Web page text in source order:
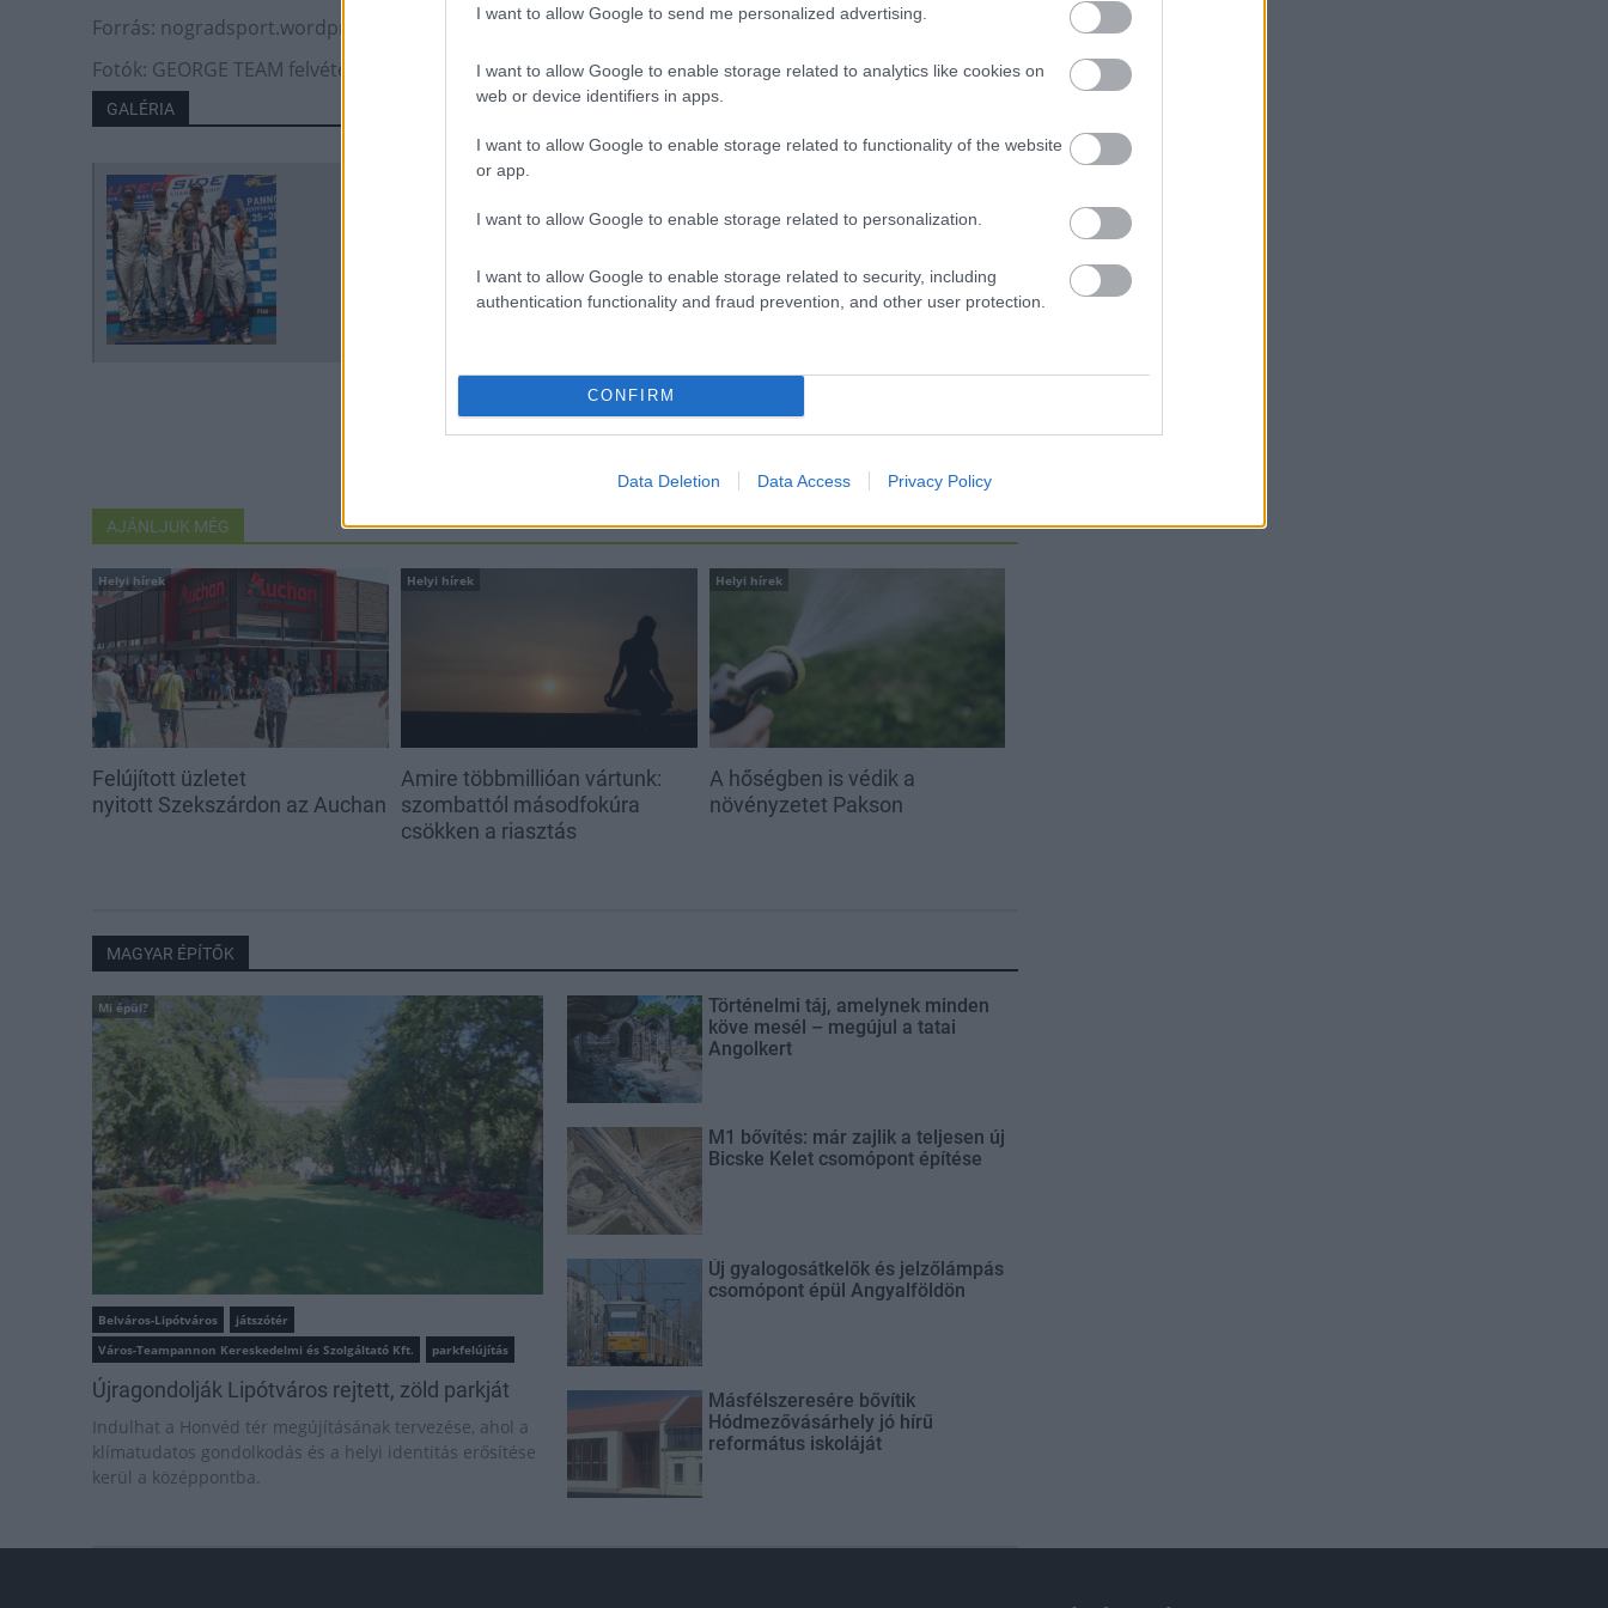
I want to allow Google to send me personalized advertising.
I want to allow Google to enable storage related to analytics like cookies on
web or device identifiers in apps.
I want to allow Google to enable storage related to functionality of the website
or app.
I want to allow Google to enable storage related to personalization.
I want to allow Google to enable storage related to security, including
authentication functionality and fraud prevention, and other user protection.
CONFIRM
Data Deletion Data Access Privacy Policy
Forrás: nogradsport.wordpress.hu
Fotók: GEORGE TEAM felvételei
GALÉRIA
AJÁNLJUK MÉG
Helyi hírek
Felújított üzletet
nyitott Szekszárdon az Auchan
Helyi hírek
Amire többmillióan vártunk:
szombattól másodfokúra
csökken a riasztás
Helyi hírek
A hőségben is védik a
növényzetet Pakson
MAGYAR ÉPÍTŐK
Mi épül?
Belváros-Lipótváros
játszótér
Város-Teampannon Kereskedelmi és Szolgáltató Kft.
parkfelújítás
Újragondolják Lipótváros rejtett, zöld parkját
Indulhat a Honvéd tér megújításának tervezése, ahol a
klímatudatos gondolkodás és a helyi identitás erősítése
kerül a középpontba.
Történelmi táj, amelynek minden
köve mesél – megújul a tatai
Angolkert
M1 bővítés: már zajlik a teljesen új
Bicske Kelet csomópont építése
Új gyalogosátkelők és jelzőlámpás
csomópont épül Angyalföldön
Másfélszeresére bővítik
Hódmezővásárhely jó hírű
református iskoláját